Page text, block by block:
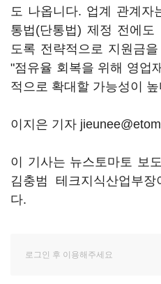
도 나옵니다. 업계 관계자
통법(단통법) 제정 전에
도록 전략적으로 지원금
"점유율 회복을 위해 영업
적으로 확대할 가능성이
이지은 기자
이 기사는 뉴스토마토 보
김충범 테크지식산업부
다.